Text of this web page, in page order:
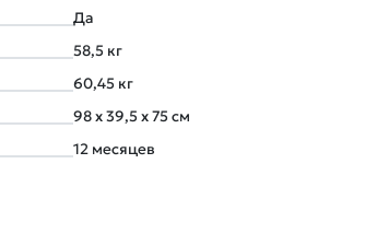
Да
58,5 кг
60,45 кг
98 x 39,5 x 75 см
12 месяцев